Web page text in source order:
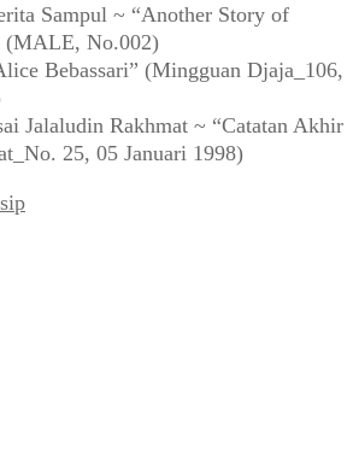
Sampul ~ “Another Story of
(MALE, No.002)
Bebassari” (Mingguan Djaja_106,
Jalaludin Rakhmat ~ “Catatan Akhir
25, 05 Januari 1998)